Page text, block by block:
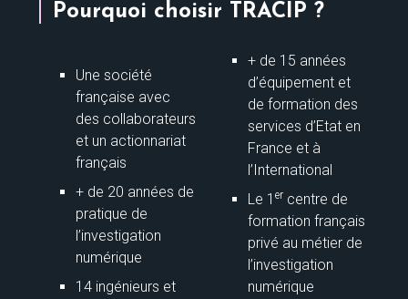
Pourquoi choisir TRACIP ?
Une société
française avec
des collaborateurs
et un actionnariat
français
+ de 20 années de
pratique de
l’investigation
numérique
14 ingénieurs et
+ de 15 années
d’équipement et
de formation des
services d’Etat en
France et à
l’International
Le 1 ercentre de
formation français
privé au métier de
l’investigation
numérique